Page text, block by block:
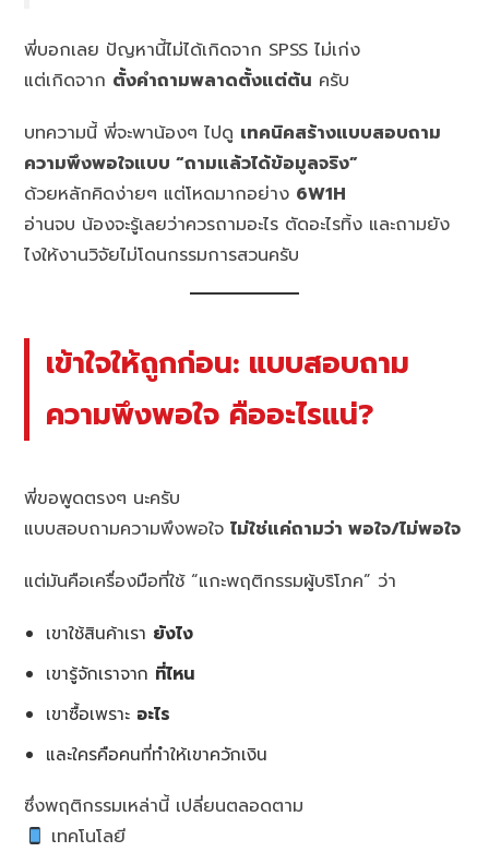
พี่บอกเลย ปัญหานี้ไม่ได้เกิดจาก SPSS ไม่เก่ง
แต่เกิดจาก ตั้งคำถามพลาดตั้งแต่ต้น ครับ
บทความนี้ พี่จะพาน้องๆ ไปดู เทคนิคสร้างแบบสอบถาม
ความพึงพอใจแบบ “ถามแล้วได้ข้อมูลจริง”
ด้วยหลักคิดง่ายๆ แต่โหดมากอย่าง 6W1H
อ่านจบ น้องจะรู้เลยว่าควรถามอะไร ตัดอะไรทิ้ง และถามยัง
ไงให้งานวิจัยไม่โดนกรรมการสวนครับ
เข้าใจให้ถูกก่อน: แบบสอบถาม
ความพึงพอใจ คืออะไรแน่?
พี่ขอพูดตรงๆ นะครับ
แบบสอบถามความพึงพอใจไม่ใช่แค่ถามว่า พอใจ/ไม่พอใจ
แต่มันคือเครื่องมือที่ใช้ “แกะพฤติกรรมผู้บริโภค” ว่า
เขาใช้สินค้าเรา ยังไง
เขารู้จักเราจาก ที่ไหน
เขาซื้อเพราะ อะไร
และใครคือคนที่ทำให้เขาควักเงิน
ซึ่งพฤติกรรมเหล่านี้ เปลี่ยนตลอดตาม
เทคโนโลยี